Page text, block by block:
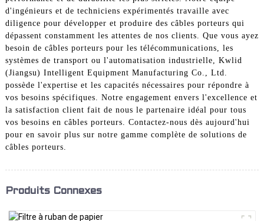
d'ingénieurs et de techniciens expérimentés travaille avec
diligence pour développer et produire des câbles porteurs qui
dépassent constamment les attentes de nos clients. Que vous ayez
besoin de câbles porteurs pour les télécommunications, les
systèmes de transport ou l'automatisation industrielle, Kwlid
(Jiangsu) Intelligent Equipment Manufacturing Co., Ltd.
possède l'expertise et les capacités nécessaires pour répondre à
vos besoins spécifiques. Notre engagement envers l'excellence et
la satisfaction client fait de nous le partenaire idéal pour tous
vos besoins en câbles porteurs. Contactez-nous dès aujourd'hui
pour en savoir plus sur notre gamme complète de solutions de
câbles porteurs.
Produits Connexes